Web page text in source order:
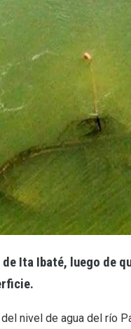
Ita Ibaté, luego de
nivel de agua del río